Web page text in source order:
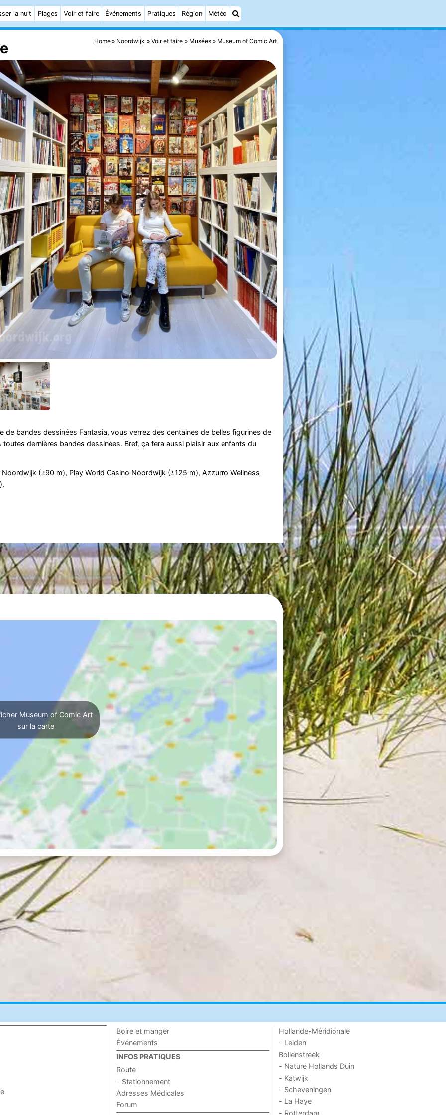
la nuit Plages Voir et faire Événements Pratiques Région Météo
Home Noordwijk Voir et faire Musées Museum of Comic Art
bandes dessinées Fantasia, vous verrez des centaines de belles figurines de
dernières bandes dessinées. Bref, ça fera aussi plaisir aux enfants du
Noordwijk (±90 m), Play World Casino Noordwijk (±125 m), Azzurro Wellness
Museum of Comic Art
sur la carte
Boire et manger
Événements
INFOS PRATIQUES
Route
- Stationnement
Adresses Médicales
Forum
Hollande-Méridionale
- Leiden
Bollenstreek
- Nature Hollands Duin
- Katwijk
- Scheveningen
- La Haye
- Rotterdam